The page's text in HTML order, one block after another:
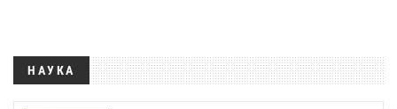
НАУКА